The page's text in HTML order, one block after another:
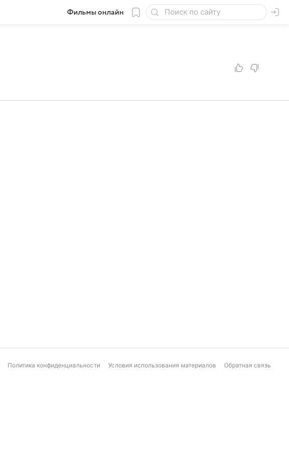
Фильмы онлайн
Политика конфиденциальности Условия использования материалов Обратная связь